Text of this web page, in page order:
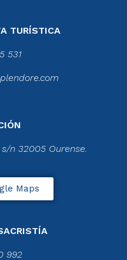
TURÍSTICA
531
n 32005 Ourense.
Maps
992